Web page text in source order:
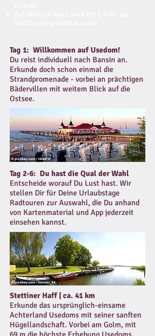
Tag 1: Willkommen auf Usedom!
Du reist individuell nach Bansin an.
Erkunde doch schon einmal die
Strandpromenade - vorbei an prächtigen
Bädervillen mit weitem Blick auf die
Ostsee.
Tag 2-6: Du hast die Qual der Wahl
Entscheide worauf Du Lust hast. Wir
stellen Dir für Deine Urlaubstage
Radtouren zur Auswahl, die Du anhand
von Kartenmaterial und App jederzeit
einsehen kannst.
Stettiner Haff | ca. 41 km
Erkunde das ursprünglich-einsame
Achterland Usedoms mit seiner sanften
Hügellandschaft. Vorbei am Golm, mit